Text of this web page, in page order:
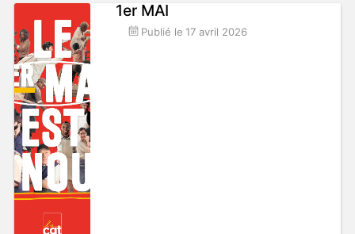
1er MAI
Publié le 17 avril 2026